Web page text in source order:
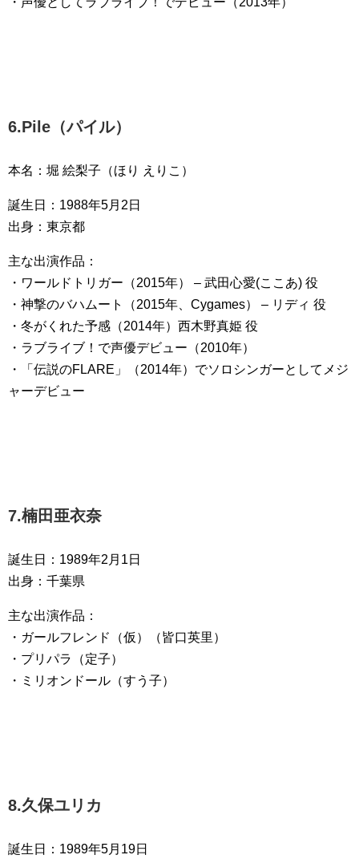
6.Pile（パイル）
本名：堀 絵梨子（ほり えりこ）
誕生日：1988年5月2日
出身：東京都
主な出演作品：
・ワールドトリガー（2015年） – 武田心愛(ここあ) 役
・神撃のバハムート（2015年、Cygames） – リディ 役
・冬がくれた予感（2014年）西木野真姫 役
・ラブライブ！で声優デビュー（2010年）
・「伝説のFLARE」（2014年）でソロシンガーとしてメジ
ャーデビュー
7.楠田亜衣奈
誕生日：1989年2月1日
出身：千葉県
主な出演作品：
・ガールフレンド（仮）（皆口英里）
・プリパラ（定子）
・ミリオンドール（すう子）
8.久保ユリカ
誕生日：1989年5月19日